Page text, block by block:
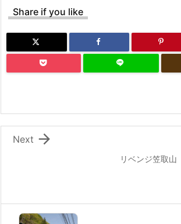
Share if you like
リベンジ笠取山

Next